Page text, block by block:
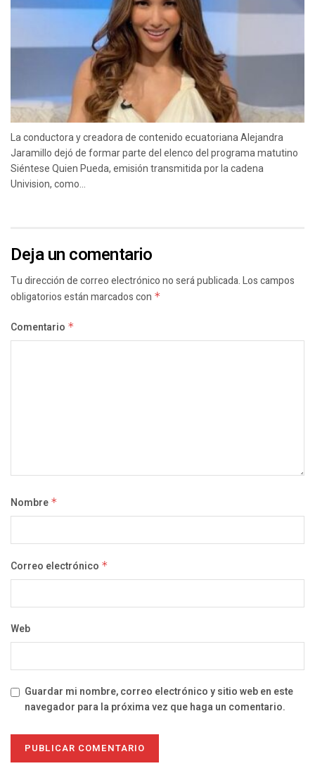
La conductora y creadora de contenido ecuatoriana Alejandra
Jaramillo dejó de formar parte del elenco del programa matutino
Siéntese Quien Pueda, emisión transmitida por la cadena
Univision, como...
Deja un comentario
Tu dirección de correo electrónico no será publicada.Los campos
obligatorios están marcados con *
Comentario *
Nombre *
Correo electrónico *
Web
Guardar mi nombre, correo electrónico y sitio web en este
navegador para la próxima vez que haga un comentario.